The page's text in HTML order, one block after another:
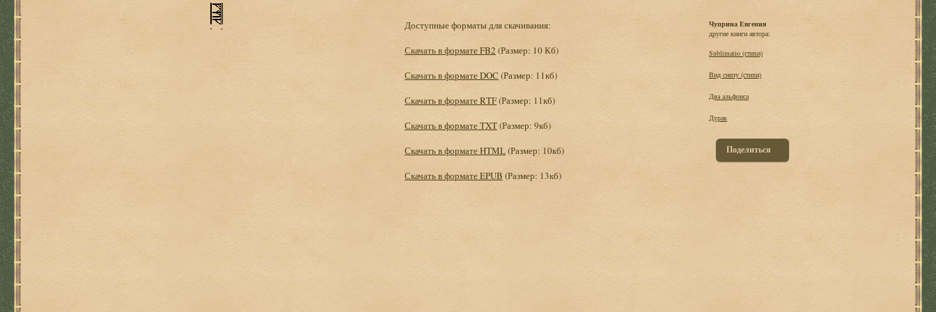
Доступные форматы для скачивания:
Скачать в формате FB2 (Размер: 10 Кб)
Скачать в формате DOC (Размер: 11кб)
Скачать в формате RTF(Размер: 11кб)
Скачать в формате TXT(Размер: 9кб)
Скачать в формате HTML(Размер: 10кб)
Скачать в формате EPUB (Размер: 13кб)
Чуприна Евгения
другие книги автора:
Sublimatio (стихи)
Вид снизу (стихи)
Два альфонса
Дурак
Поделиться